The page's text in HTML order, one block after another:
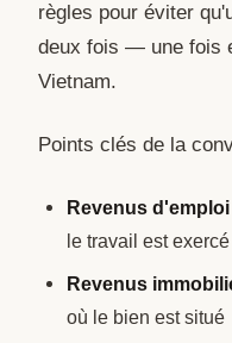
règles pour éviter
deux fois — une fois
Vietnam.
Points clés de la
Revenus d'emploi
le travail est exercé
Revenus
où le bien est situé